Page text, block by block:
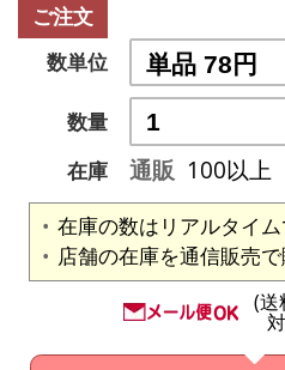
ご注文
数単位
数量
在庫
通販 100以上
在庫の数はリアルタイム
店舗の在庫を通信販売で
(送